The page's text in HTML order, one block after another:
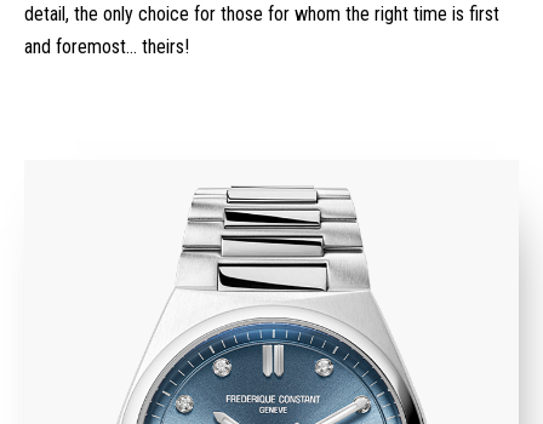
detail, the only choice for those for whom the right time is first
and foremost… theirs!